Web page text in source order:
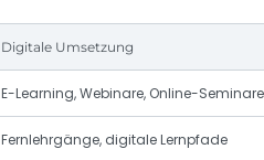
Digitale Umsetzung
E-Learning, Webinare, Online-Seminare
Fernlehrgänge, digitale Lernpfade